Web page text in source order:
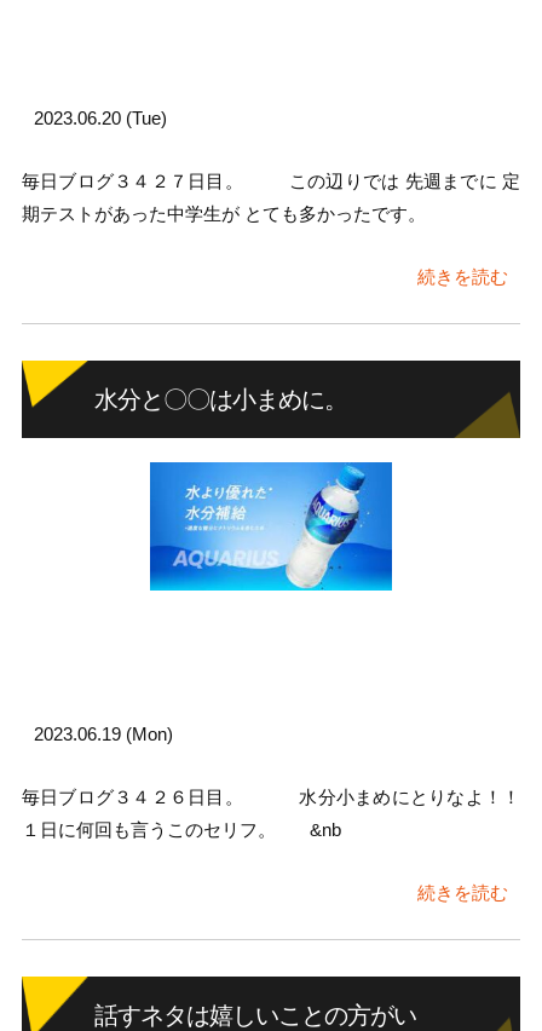
2023.06.20 (Tue)
毎日ブログ３４２７日目。 この辺りでは 先週までに 定
期テストがあった中学生が とても多かったです。
続きを読む
水分と〇〇は小まめに。
2023.06.19 (Mon)
毎日ブログ３４２６日目。 水分小まめにとりなよ！！
１日に何回も言うこのセリフ。 &nb
続きを読む
話すネタは嬉しいことの方がい